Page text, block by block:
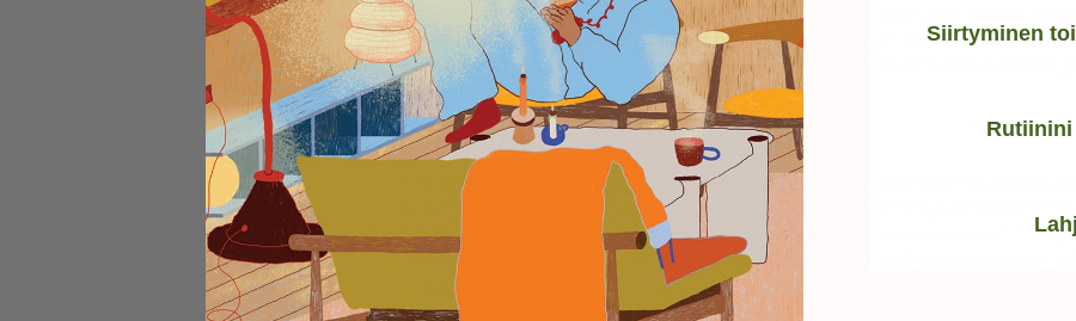
välttämättömyystarvikkeita, voi näyttää täysin erilaiselta sellaiselle, joka matkustaa
tärkeänä kompakteja, monikäyttöisiä tuotteita. Pitkien työpäivien aikana työpöydän
varustus voi tuntua tukevammalta kuin minimalistinen käsilaukkusetti. Rutiinisi kehittyy,
kuukautissettisi voi kehittyä mukanasi.
Kestävät ja perinteiset hätäpakkaukset
Perinteinen hätäpakkaus keskittyy usein kertakäyttöisiin tuotteisiin ja lyhytaikaiseen
Kestävä pakkaus puolestaan perustuu kestävyyteen, mukavuuteen ja pitkäaikaiseen
hyvinvointiasi, vähentää jätteiden määrää ja varmistaa, että sinulla on aina luotettavat,
uudelleenkäytettävät välttämättömyystarvikkeet käsillä ilman, että joudut ostamaan
Siirtyminen